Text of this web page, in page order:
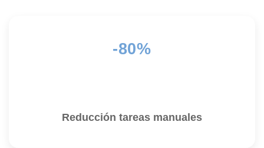
-80%
Reducción tareas manuales